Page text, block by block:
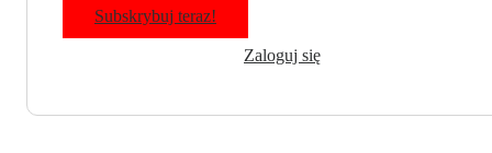
Subskrybuj teraz!
Zaloguj się